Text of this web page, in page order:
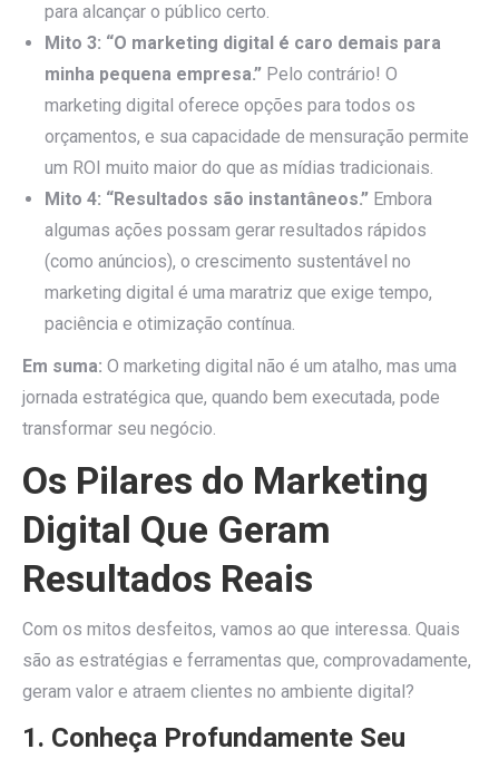
para alcançar o público certo.
Mito 3: “O marketing digital é caro demais para
minha pequena empresa.” Pelo contrário! O
marketing digital oferece opções para todos os
orçamentos, e sua capacidade de mensuração permite
um ROI muito maior do que as mídias tradicionais.
Mito 4: “Resultados são instantâneos.” Embora
algumas ações possam gerar resultados rápidos
(como anúncios), o crescimento sustentável no
marketing digital é uma maratriz que exige tempo,
paciência e otimização contínua.
Em suma: O marketing digital não é um atalho, mas uma
jornada estratégica que, quando bem executada, pode
transformar seu negócio.
Os Pilares do Marketing
Digital Que Geram
Resultados Reais
Com os mitos desfeitos, vamos ao que interessa. Quais
são as estratégias e ferramentas que, comprovadamente,
geram valor e atraem clientes no ambiente digital?
1. Conheça Profundamente Seu